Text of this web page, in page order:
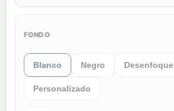
FONDO
Blanco Negro Desenfoque
Personalizado